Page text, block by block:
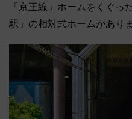
「京王線」ホームをくぐっ
駅」の相対式ホームがありま